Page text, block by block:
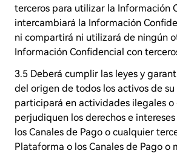
terceros para utilizar la Información
intercambiará la Información
ni compartirá ni utilizará de ningún
Información Confidencial con
3.5 Deberá cumplir las leyes y
del origen de todos los activos de
participará en actividades ilegales
perjudiquen los derechos e
los Canales de Pago o cualquier
Plataforma o los Canales de Pago o